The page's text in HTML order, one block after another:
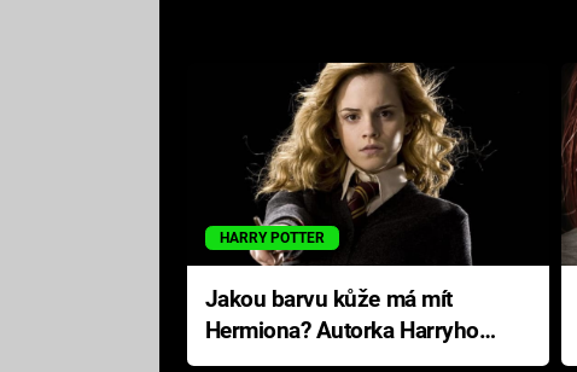
HARRY POTTER
Jakou barvu kůže má mít
Hermiona? Autorka Harryho
Pottera přišla s ráznou